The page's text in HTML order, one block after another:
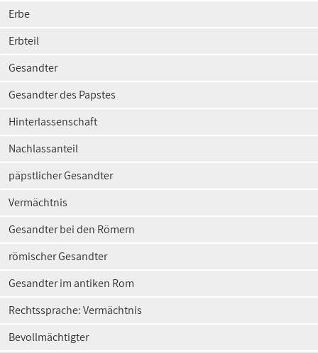
Erbe
Erbteil
Gesandter
Gesandter des Papstes
Hinterlassenschaft
Nachlassanteil
päpstlicher Gesandter
Vermächtnis
Gesandter bei den Römern
römischer Gesandter
Gesandter im antiken Rom
Rechtssprache: Vermächtnis
Bevollmächtigter